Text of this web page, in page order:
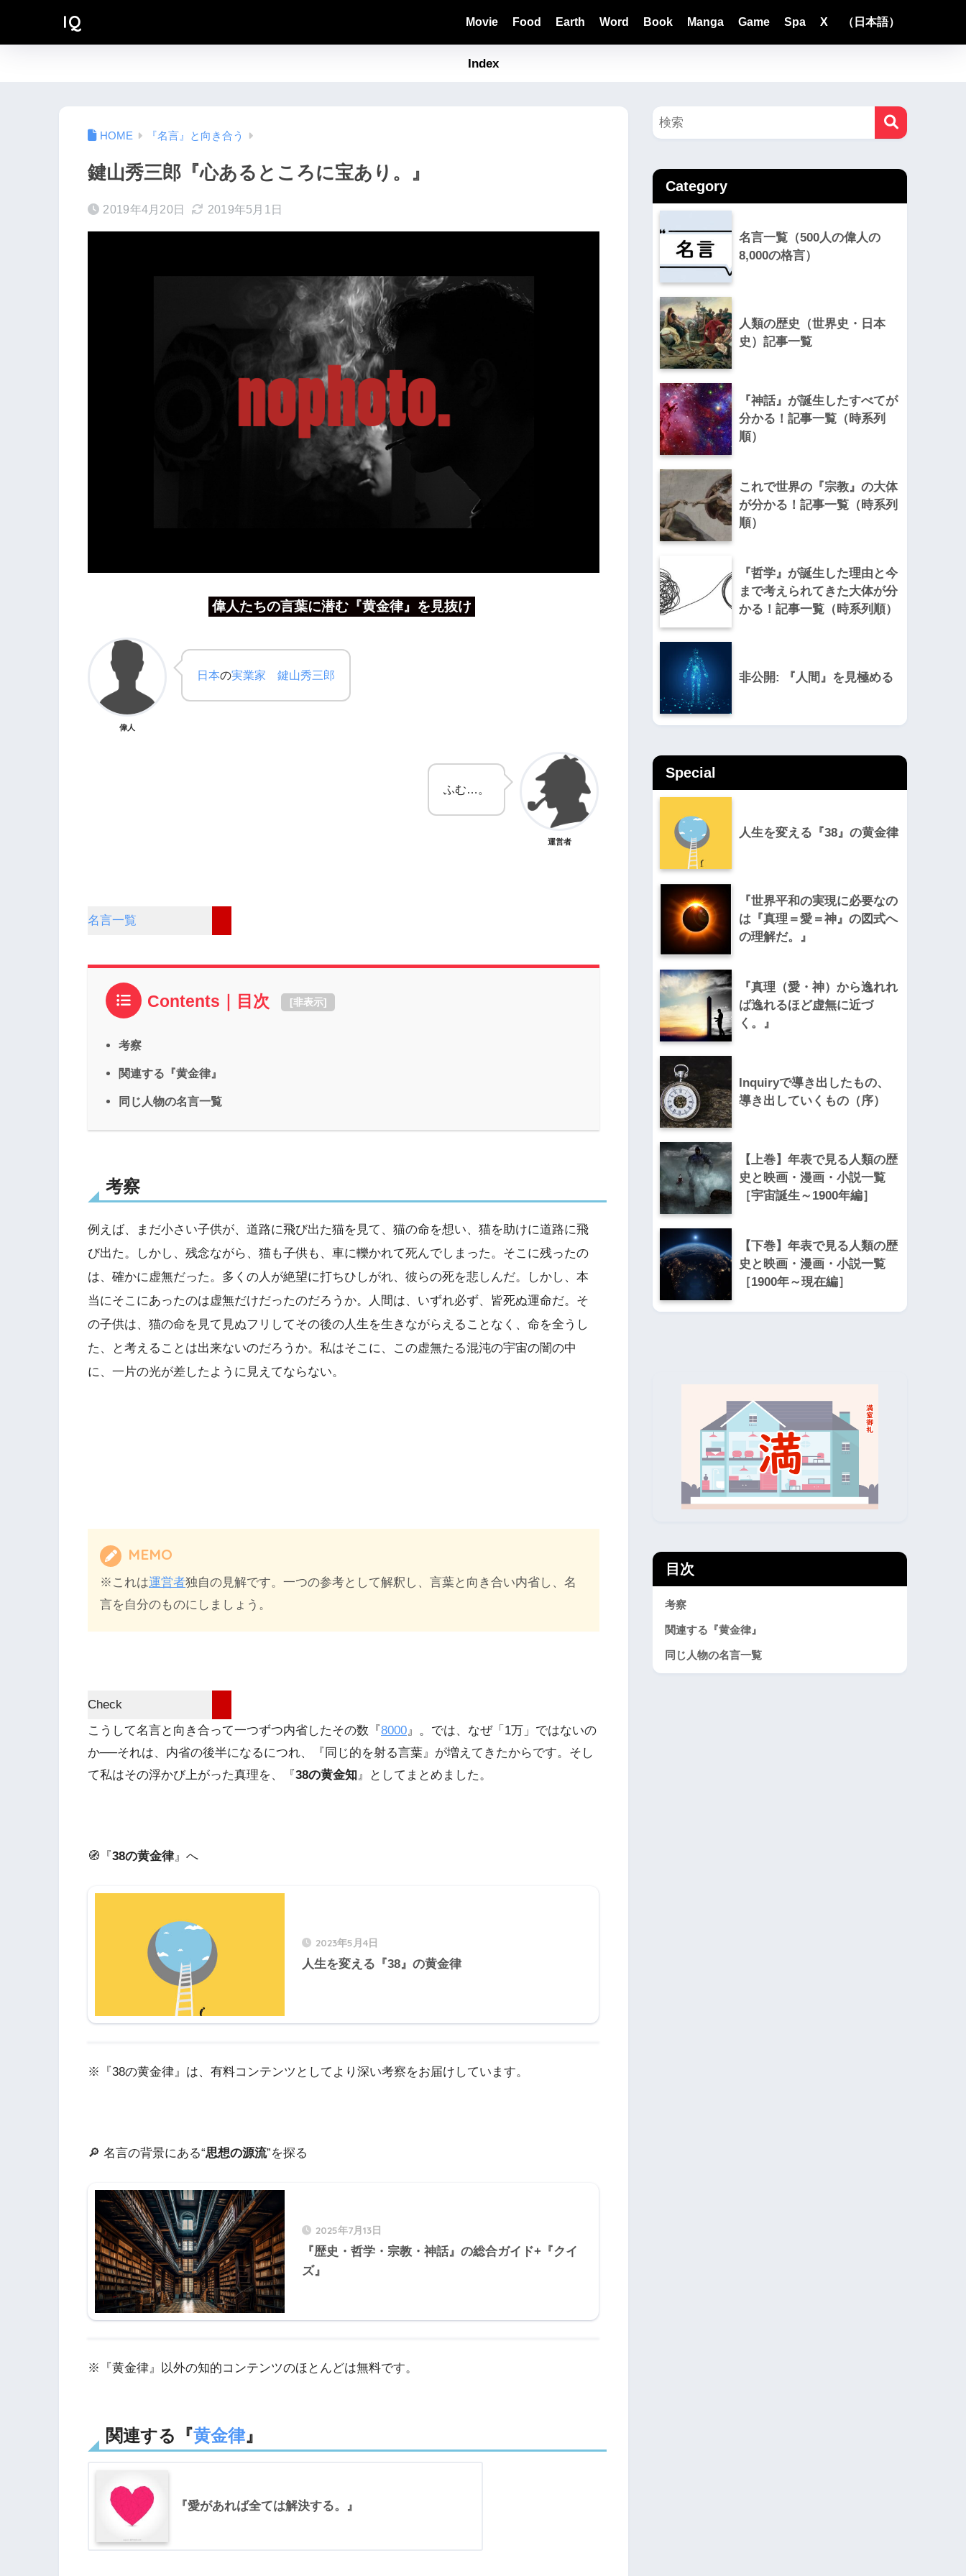
IQ Movie Food Earth Word Book Manga Game Spa X （日本語）
Index
『名言』と向き合う
鍵山秀三郎『心あるところに宝あり。』
2019年4月20日 2019年5月1日
偉人たちの言葉に潜む『黄金律』を見抜け
偉人
日本の実業家 鍵山秀三郎
ふむ…。
運営者
名言一覧
Contents｜目次 [非表示]
考察
関連する『黄金律』
同じ人物の名言一覧
考察
例えば、まだ小さい子供が、道路に飛び出た猫を見て、猫の命を想い、猫を助けに道路に飛
び出た。しかし、残念ながら、猫も子供も、車に轢かれて死んでしまった。そこに残ったの
は、確かに虚無だった。多くの人が絶望に打ちひしがれ、彼らの死を悲しんだ。しかし、本
当にそこにあったのは虚無だけだったのだろうか。人間は、いずれ必ず、皆死ぬ運命だ。そ
の子供は、猫の命を見て見ぬフリしてその後の人生を生きながらえることなく、命を全うし
た、と考えることは出来ないのだろうか。私はそこに、この虚無たる混沌の宇宙の闇の中
に、一片の光が差したように見えてならない。
MEMO
※これは運営者独自の見解です。一つの参考として解釈し、言葉と向き合い内省し、名
言を自分のものにしましょう。
Check
こうして名言と向き合って一つずつ内省したその数『8000』。では、なぜ「1万」ではないの
か──それは、内省の後半になるにつれ、『同じ的を射る言葉』が増えてきたからです。そし
て私はその浮かび上がった真理を、『38の黄金知』としてまとめました。
🧭『38の黄金律』へ
2023年5月4日
人生を変える『38』の黄金律
※『38の黄金律』は、有料コンテンツとしてより深い考察をお届けしています。
🔎 名言の背景にある“思想の源流”を探る
2025年7月13日
『歴史・哲学・宗教・神話』の総合ガイド+『クイ
ズ』
※『黄金律』以外の知的コンテンツのほとんどは無料です。
関連する『黄金律』
『愛があれば全ては解決する。』
Category
名言一覧（500人の偉人の
8,000の格言）
人類の歴史（世界史・日本
史）記事一覧
『神話』が誕生したすべてが
分かる！記事一覧（時系列
順）
これで世界の『宗教』の大体
が分かる！記事一覧（時系列
順）
『哲学』が誕生した理由と今
まで考えられてきた大体が分
かる！記事一覧（時系列順）
非公開: 『人間』を見極める
Special
人生を変える『38』の黄金律
『世界平和の実現に必要なの
は『真理＝愛＝神』の図式へ
の理解だ。』
『真理（愛・神）から逸れれ
ば逸れるほど虚無に近づ
く。』
Inquiryで導き出したもの、
導き出していくもの（序）
【上巻】年表で見る人類の歴
史と映画・漫画・小説一覧
［宇宙誕生～1900年編］
【下巻】年表で見る人類の歴
史と映画・漫画・小説一覧
［1900年～現在編］
目次
考察
関連する『黄金律』
同じ人物の名言一覧